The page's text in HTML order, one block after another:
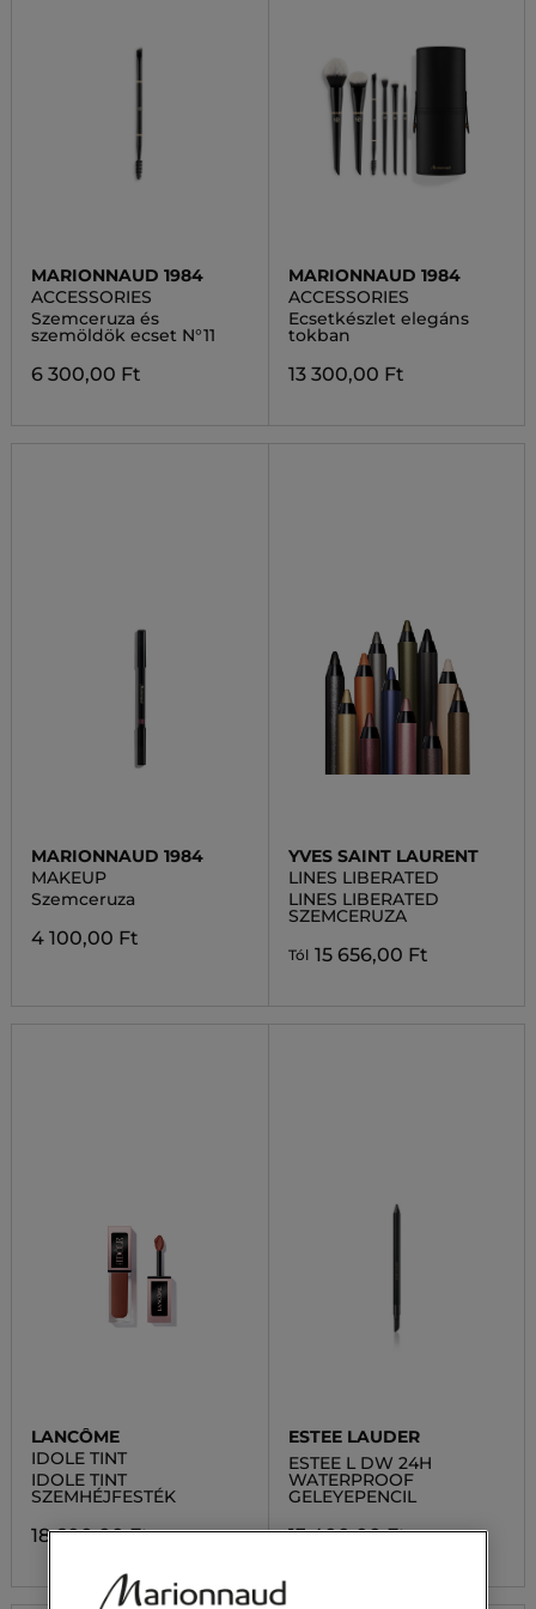
MARIONNAUD 1984
ACCESSORIES
Szemceruza és
szemöldök ecset N°11
6 300,00 Ft
MARIONNAUD 1984
ACCESSORIES
Ecsetkészlet elegáns
tokban
13 300,00 Ft
MARIONNAUD 1984
MAKEUP
Szemceruza
4 100,00 Ft
YVES SAINT LAURENT
LINES LIBERATED
LINES LIBERATED
SZEMCERUZA
Tól 15 656,00 Ft
LANCÔME
IDOLE TINT
IDOLE TINT
SZEMHÉJFESTÉK
18 600,00 Ft
ESTEE LAUDER
ESTEE L DW 24H
WATERPROOF
GELEYEPENCIL
13 400,00 Ft